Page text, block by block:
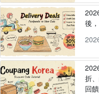
後
折
回饋